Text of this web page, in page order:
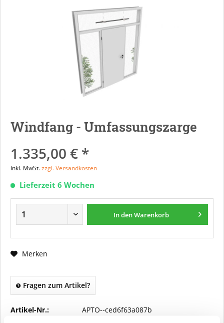
Windfang - Umfassungszarge
1.335,00 € *
inkl. MwSt.zzgl. Versandkosten
Lieferzeit 6 Wochen
In denWarenkorb
Merken
Fragen zum Artikel?
Artikel-Nr.: APTO--ced6f63a087b